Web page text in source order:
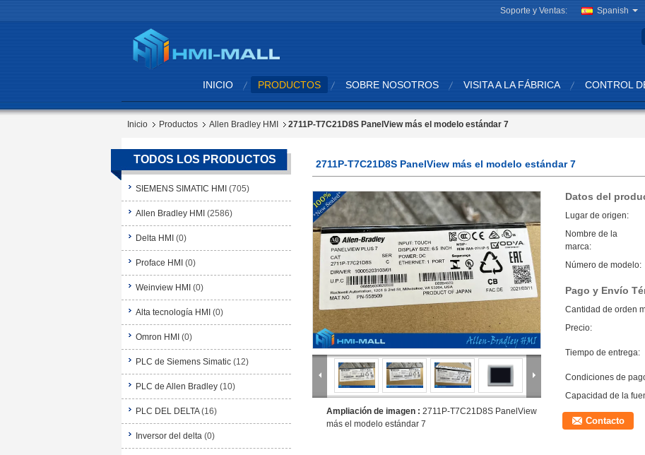
Soporte y Ventas: Spanish
INICIO PRODUCTOS SOBRE NOSOTROS VISITA A LA FÁBRICA CONTROL
Inicio Productos Allen Bradley HMI 2711P-T7C21D8S PanelView más el modelo estándar 7
TODOS LOS PRODUCTOS
SIEMENS SIMATIC HMI (705)
Allen Bradley HMI (2586)
Delta HMI (0)
Proface HMI (0)
Weinview HMI (0)
Alta tecnología HMI (0)
Omron HMI (0)
PLC de Siemens Simatic (12)
PLC de Allen Bradley (10)
PLC DEL DELTA (16)
Inversor del delta (0)
2711P-T7C21D8S PanelView más el modelo estándar 7
Ampliación de imagen : 2711P-T7C21D8S PanelView
más el modelo estándar 7
Datos del
Lugar de origen:
Nombre de la
marca:
Número de modelo:
Pago y Envío
Cantidad de orden
Precio:
Tiempo de entrega:
Condiciones de
Capacidad de la
Contacto